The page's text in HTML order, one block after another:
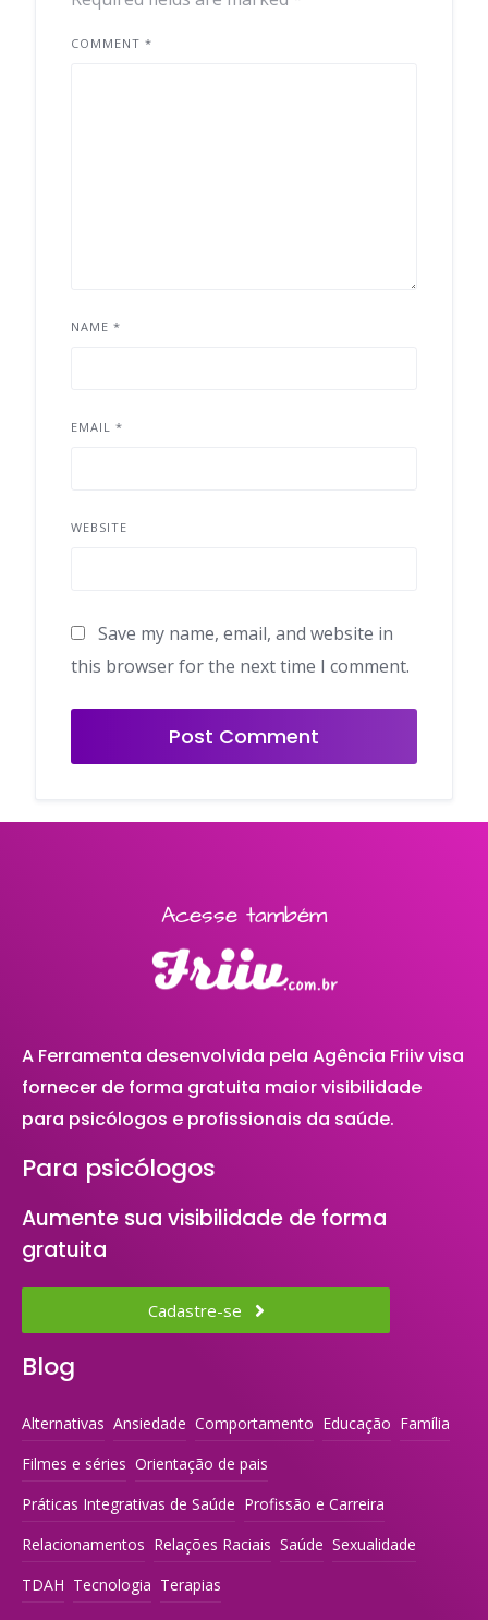
COMMENT *
NAME *
EMAIL *
WEBSITE
Save my name, email, and website in
this browser for the next time I comment.
Acesse também
A Ferramenta desenvolvida pela Agência Friiv visa
fornecer de forma gratuita maior visibilidade
para psicólogos e profissionais da saúde.
Para psicólogos
Aumente sua visibilidade de forma
gratuita
Cadastre-se
Blog
Alternativas Ansiedade Comportamento Educação Família
Filmes e séries Orientação de pais
Práticas Integrativas de Saúde Profissão e Carreira
Relacionamentos Relações Raciais Saúde Sexualidade
TDAH Tecnologia Terapias